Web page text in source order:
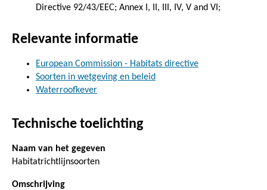
Directive 92/43/EEC; Annex I, II, III, IV, V and VI;
Relevante informatie
European Commission - Habitats directive
Soorten in wetgeving en beleid
Waterroofkever
Technische toelichting
Naam van het gegeven
Habitatrichtlijnsoorten
Omschrijving